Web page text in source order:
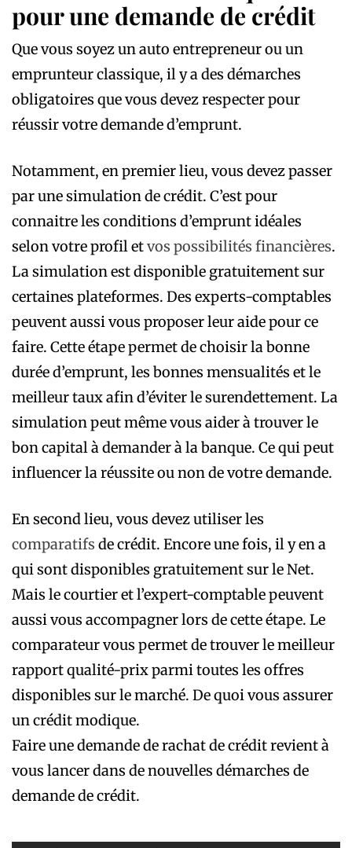
pour une demande de crédit
Que vous soyez un auto entrepreneur ou un
emprunteur classique, il y a des démarches
obligatoires que vous devez respecter pour
réussir votre demande d’emprunt.
Notamment, en premier lieu, vous devez passer
par une simulation de crédit. C’est pour
connaitre les conditions d’emprunt idéales
selon votre profil etvos possibilités financières.
La simulation est disponible gratuitement sur
certaines plateformes. Des experts-comptables
peuvent aussi vous proposer leur aide pour ce
faire. Cette étape permet de choisir la bonne
durée d’emprunt, les bonnes mensualités et le
meilleur taux afin d’éviter le surendettement. La
simulation peut même vous aider à trouver le
bon capital à demander à la banque. Ce qui peut
influencer la réussite ou non de votre demande.
En second lieu, vous devez utiliser les
comparatifs de crédit. Encore une fois, il y en a
qui sont disponibles gratuitement sur le Net.
Mais le courtier et l’expert-comptable peuvent
aussi vous accompagner lors de cette étape. Le
comparateur vous permet de trouver le meilleur
rapport qualité-prix parmi toutes les offres
disponibles sur le marché. De quoi vous assurer
un crédit modique.
Faire une demande de rachat de crédit revient à
vous lancer dans de nouvelles démarches de
demande de crédit.